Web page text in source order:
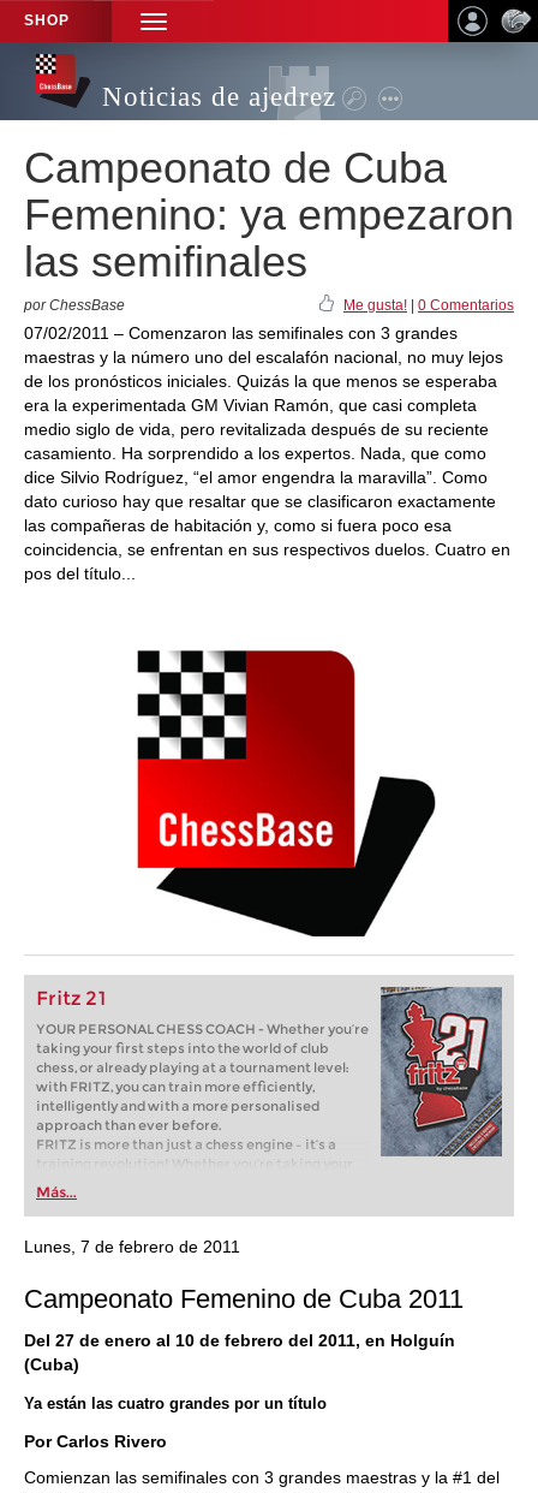
SHOP
TOGGLE
NAVIGATION
Noticias de ajedrez
Campeonato de Cuba
Femenino: ya empezaron
las semifinales
por ChessBase Me gusta! 0 Comentarios
07/02/2011 – Comenzaron las semifinales con 3 grandes
maestras y la número uno del escalafón nacional, no muy lejos
de los pronósticos iniciales. Quizás la que menos se esperaba
era la experimentada GM Vivian Ramón, que casi completa
medio siglo de vida, pero revitalizada después de su reciente
casamiento. Ha sorprendido a los expertos. Nada, que como
dice Silvio Rodríguez, “el amor engendra la maravilla”. Como
dato curioso hay que resaltar que se clasificaron exactamente
las compañeras de habitación y, como si fuera poco esa
coincidencia, se enfrentan en sus respectivos duelos. Cuatro en
pos del título...
Fritz 21
YOUR PERSONAL CHESS COACH - Whether you’re
taking your first steps into the world of club
chess, or already playing at a tournament level:
with FRITZ, you can train more efficiently,
intelligently and with a more personalised
approach than ever before.
FRITZ is more than just a chess engine – it’s a
training revolution! Whether you’re taking your
first steps into the world of club chess, or already
playing at a tournament level: with FRITZ, you can
train more efficiently, intelligently and with a
more personalised approach than ever before.
Más...
Lunes, 7 de febrero de 2011
Campeonato Femenino de Cuba 2011
Del 27 de enero al 10 de febrero del 2011, en Holguín
(Cuba)
Ya están las cuatro grandes por un título
Por Carlos Rivero
Comienzan las semifinales con 3 grandes maestras y la #1 del